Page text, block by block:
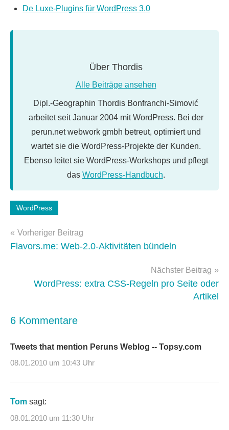
De Luxe-Plugins für WordPress 3.0
Über Thordis
Alle Beiträge ansehen
Dipl.-Geographin Thordis Bonfranchi-Simović
arbeitet seit Januar 2004 mit WordPress. Bei der
perun.net webwork gmbh betreut, optimiert und
wartet sie die WordPress-Projekte der Kunden.
Ebenso leitet sie WordPress-Workshops und pflegt
das WordPress-Handbuch.
Schlagwörter:
wordpress
3.0,
WordPress
Beitragsnavigation
Vorheriger Beitrag
Flavors.me: Web-2.0-Aktivitäten bündeln
Nächster Beitrag
WordPress: extra CSS-Regeln pro Seite oder
Artikel
6 Kommentare
Tweets that mention Peruns Weblog -- Topsy.com
08.01.2010 um 10:43 Uhr
Tom sagt:
08.01.2010 um 11:30 Uhr